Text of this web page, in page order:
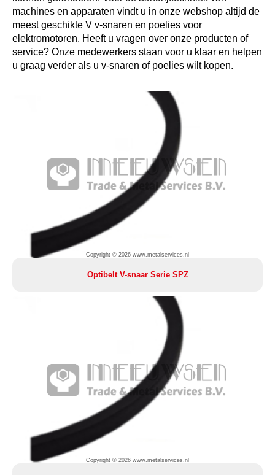
machines en apparaten vindt u in onze webshop altijd de
meest geschikte V v-snaren en poelies voor
elektromotoren. Heeft u vragen over onze producten of
service? Onze medewerkers staan voor u klaar en helpen
u graag verder als u v-snaren of poelies wilt kopen.
Copyright © 2026 www.metalservices.nl
Optibelt V-snaar Serie SPZ
Copyright © 2026 www.metalservices.nl